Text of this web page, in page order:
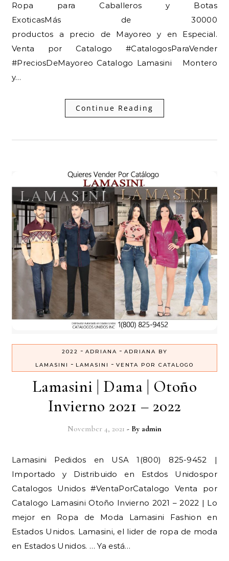
Ropa para Caballeros y Botas
ExoticasMás de 30000
productos a precio de Mayoreo y en Especial.
Venta por Catalogo #CatalogosParaVender
#PreciosDeMayoreo Catalogo Lamasini Montero
y…
Continue Reading
2022 - ADRIANA - ADRIANA BY
LAMASINI
- LAMASINI - VENTA POR CATALOGO
Lamasini | Dama | Otoño
Invierno 2021 – 2022
November 4, 2021 - By admin
Lamasini Pedidos en USA 1(800) 825-9452 |
Importado y Distribuido en Estdos Unidospor
Catalogos Unidos #VentaPorCatalogo Venta por
Catalogo Lamasini Otoño Invierno 2021 – 2022 | Lo
mejor en Ropa de Moda Lamasini Fashion en
Estados Unidos. Lamasini, el lider de ropa de moda
en Estados Unidos. … Ya está…